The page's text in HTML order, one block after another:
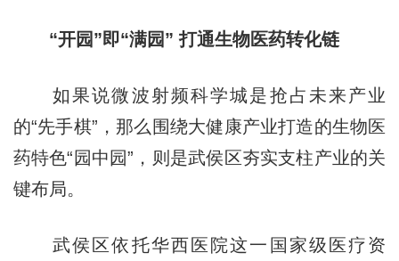
“开园”即“满园” 打通生物医药转化链
如果说微波射频科学城是抢占未来产业
的“先手棋”，那么围绕大健康产业打造的生物医
药特色“园中园”，则是武侯区夯实支柱产业的关
键布局。
武侯区依托华西医院这一国家级医疗资